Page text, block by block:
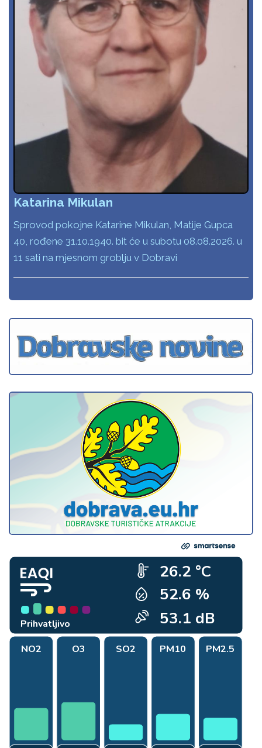
Katarina Mikulan
Sprovod pokojne Katarine Mikulan, Matije Gupca
40, rođene 31.10.1940. bit će u subotu 08.08.2026. u
11 sati na mjesnom groblju v Dobravi